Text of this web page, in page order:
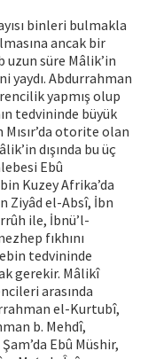
binleri bulmakla
ancak bir
uzun süre Mâlik’in
yaydı. Abdurrahman
yapmış olup
tedvininde büyük
Mısır’da otorite olan
dışında bu üç
Ebû
Kuzey Afrika’da
Ziyâd el-Absî, İbn
ile, İbnü’l-
fıkhını
tedvininde
gerekir. Mâlikî
arasında
el-Kurtubî,
b. Mehdî,
Ebû Müshir,